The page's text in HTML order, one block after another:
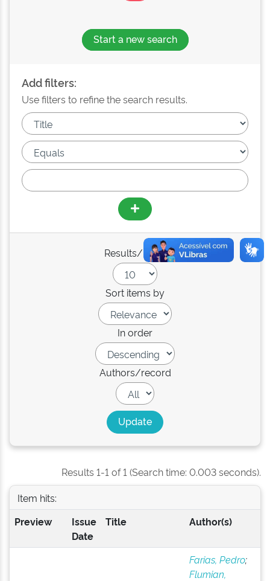
Start a new search
Add filters:
Use filters to refine the search results.
Results/Page
Sort items by
In order
Authors/record
Results 1-1 of 1 (Search time: 0.003 seconds).
Item hits:
Preview
Issue
Date
Title Author(s)
Farias, Pedro;
Flumian,